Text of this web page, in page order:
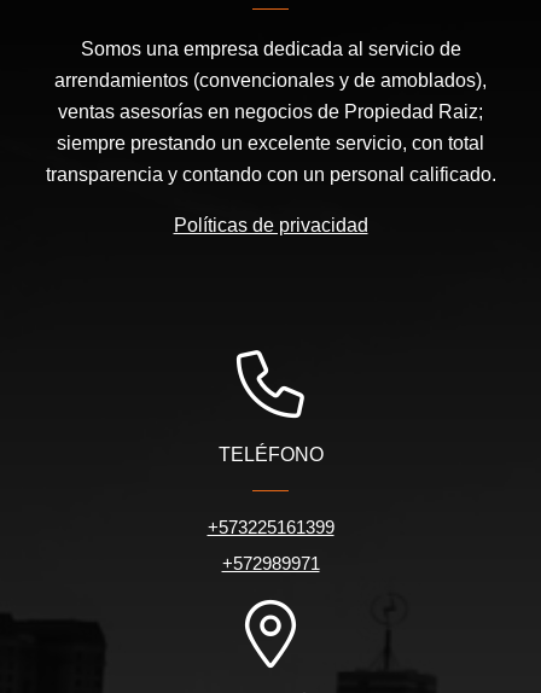
Somos una empresa dedicada al servicio de
arrendamientos (convencionales y de amoblados),
ventas asesorías en negocios de Propiedad Raiz;
siempre prestando un excelente servicio, con total
transparencia y contando con un personal calificado.
Políticas de privacidad
TELÉFONO
+573225161399
+572989971